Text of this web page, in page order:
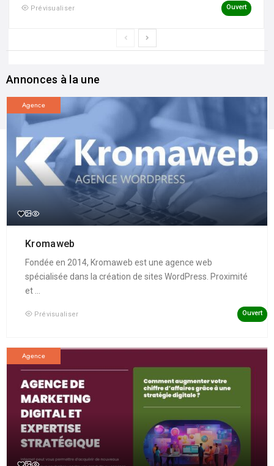
Prévisualiser Ouvert
Annonces à la une
Agence
Kromaweb
Fondée en 2014, Kromaweb est une agence web
spécialisée dans la création de sites WordPress. Proximité
et ...
Prévisualiser Ouvert
Agence